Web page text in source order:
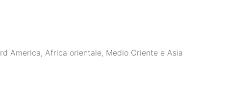
America, Africa orientale, Medio Oriente e Asia